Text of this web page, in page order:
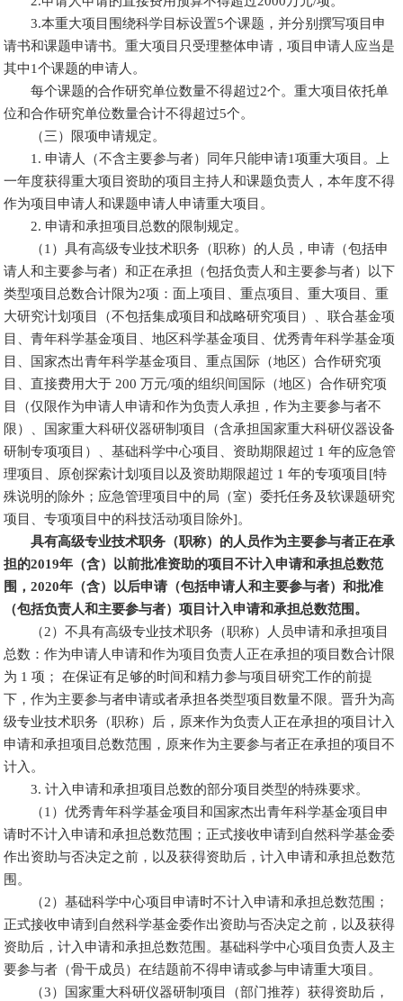
3.本重大项目围绕科学目标设置5个课题，并分别撰写项目申
请书和课题申请书。重大项目只受理整体申请，项目申请人应当是
其中1个课题的申请人。
每个课题的合作研究单位数量不得超过2个。重大项目依托单
位和合作研究单位数量合计不得超过5个。
（三）限项申请规定。
1. 申请人（不含主要参与者）同年只能申请1项重大项目。上
一年度获得重大项目资助的项目主持人和课题负责人，本年度不得
作为项目申请人和课题申请人申请重大项目。
2. 申请和承担项目总数的限制规定。
（1）具有高级专业技术职务（职称）的人员，申请（包括申
请人和主要参与者）和正在承担（包括负责人和主要参与者）以下
类型项目总数合计限为2项：面上项目、重点项目、重大项目、重
大研究计划项目（不包括集成项目和战略研究项目）、联合基金项
目、青年科学基金项目、地区科学基金项目、优秀青年科学基金项
目、国家杰出青年科学基金项目、重点国际（地区）合作研究项
目、直接费用大于 200 万元/项的组织间国际（地区）合作研究项
目（仅限作为申请人申请和作为负责人承担，作为主要参与者不
限）、国家重大科研仪器研制项目（含承担国家重大科研仪器设备
研制专项项目）、基础科学中心项目、资助期限超过 1 年的应急管
理项目、原创探索计划项目以及资助期限超过 1 年的专项项目[特
殊说明的除外；应急管理项目中的局（室）委托任务及软课题研究
项目、专项项目中的科技活动项目除外]。
具有高级专业技术职务（职称）的人员作为主要参与者正在承
担的2019年（含）以前批准资助的项目不计入申请和承担总数范
围，2020年（含）以后申请（包括申请人和主要参与者）和批准
（包括负责人和主要参与者）项目计入申请和承担总数范围。
（2）不具有高级专业技术职务（职称）人员申请和承担项目
总数：作为申请人申请和作为项目负责人正在承担的项目数合计限
为 1 项； 在保证有足够的时间和精力参与项目研究工作的前提
下，作为主要参与者申请或者承担各类型项目数量不限。晋升为高
级专业技术职务（职称）后，原来作为负责人正在承担的项目计入
申请和承担项目总数范围，原来作为主要参与者正在承担的项目不
计入。
3. 计入申请和承担项目总数的部分项目类型的特殊要求。
（1）优秀青年科学基金项目和国家杰出青年科学基金项目申
请时不计入申请和承担总数范围；正式接收申请到自然科学基金委
作出资助与否决定之前，以及获得资助后，计入申请和承担总数范
围。
（2）基础科学中心项目申请时不计入申请和承担总数范围；
正式接收申请到自然科学基金委作出资助与否决定之前，以及获得
资助后，计入申请和承担总数范围。基础科学中心项目负责人及主
要参与者（骨干成员）在结题前不得申请或参与申请重大项目。
（3）国家重大科研仪器研制项目（部门推荐）获得资助后，